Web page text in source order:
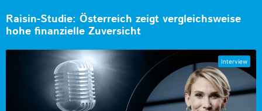
Raisin-Studie: Österreich zeigt vergleichsweise
hohe finanzielle Zuversicht